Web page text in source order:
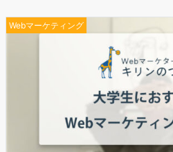
Webマーケティング